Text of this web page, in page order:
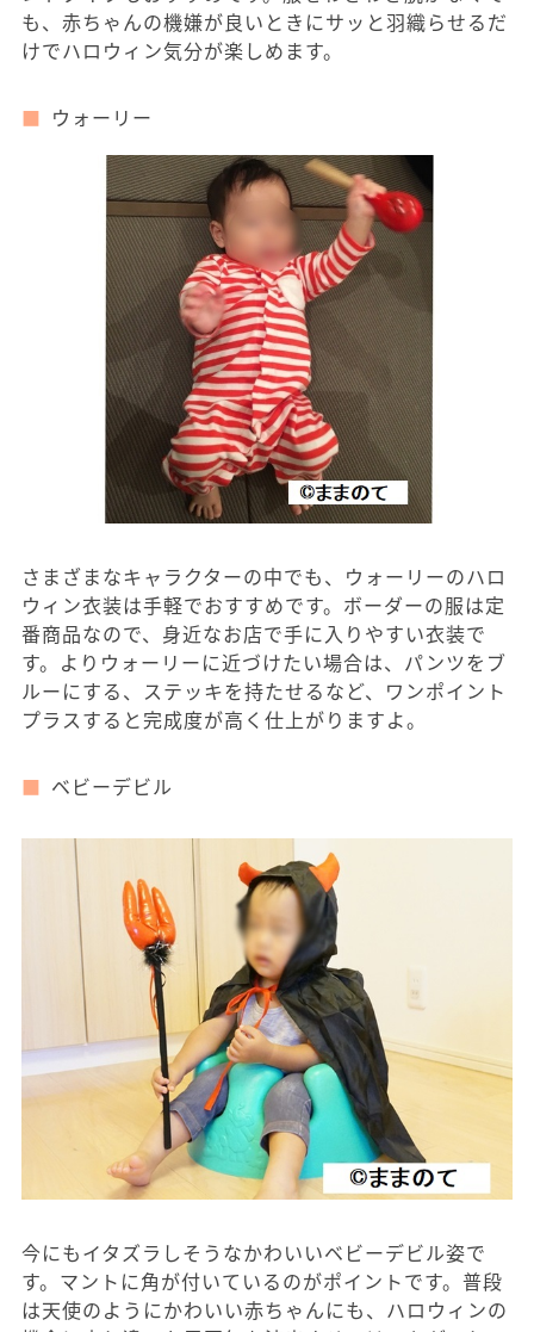
も、赤ちゃんの機嫌が良いときにサッと羽織らせるだ
けでハロウィン気分が楽しめます。
ウォーリー
さまざまなキャラクターの中でも、ウォーリーのハロ
ウィン衣装は手軽でおすすめです。ボーダーの服は定
番商品なので、身近なお店で手に入りやすい衣装で
す。よりウォーリーに近づけたい場合は、パンツをブ
ルーにする、ステッキを持たせるなど、ワンポイント
プラスすると完成度が高く仕上がりますよ。
ベビーデビル
今にもイタズラしそうなかわいいベビーデビル姿で
す。マントに角が付いているのがポイントです。普段
は天使のようにかわいい赤ちゃんにも、ハロウィンの